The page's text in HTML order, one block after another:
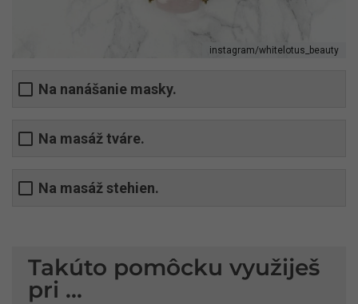
instagram/whitelotus_beauty
Na nanášanie masky.
Na masáž tváre.
Na masáž stehien.
Takúto pomôcku využiješ
pri ...